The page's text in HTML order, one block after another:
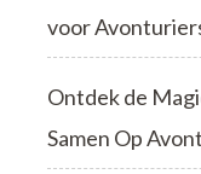
voor
Ontdek de
Samen Op